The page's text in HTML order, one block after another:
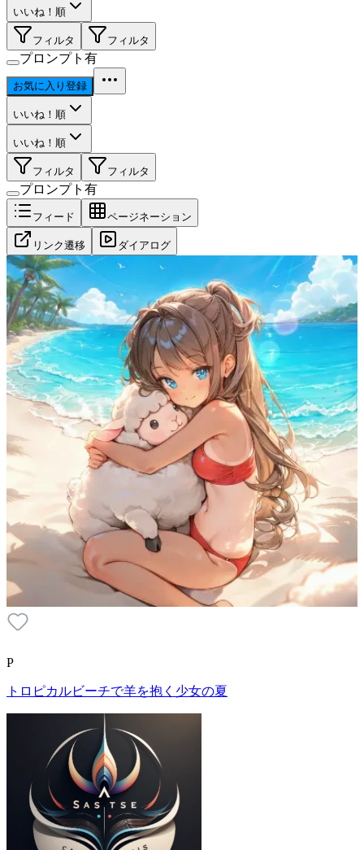
いいね！順
フィルタ フィルタ
プロンプト有
お気に入り登録
いいね！順
いいね！順
フィルタ フィルタ
プロンプト有
フィード ページネーション
リンク遷移 ダイアログ
P
トロピカルビーチで羊を抱く少女の夏